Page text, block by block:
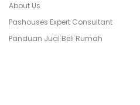
About Us
Pashouses Expert Consultant
Panduan Jual Beli Rumah